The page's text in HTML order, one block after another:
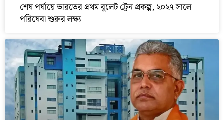
শেষ পর্যায়ে ভারতের প্রথম বুলেট ট্রেন প্রকল্প, ২০২৭ সালে
পরিষেবা শুরুর লক্ষ্য